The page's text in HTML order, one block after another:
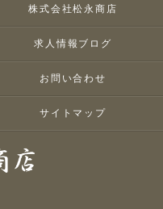
株式会社松永商店
求人情報ブログ
お問い合わせ
サイトマップ